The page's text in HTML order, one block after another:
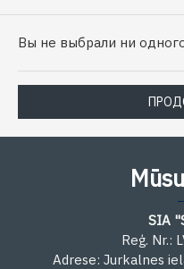
Вы не выбрали ни
SIA
Reģ. Nr.:
Adrese: Jurkalnes